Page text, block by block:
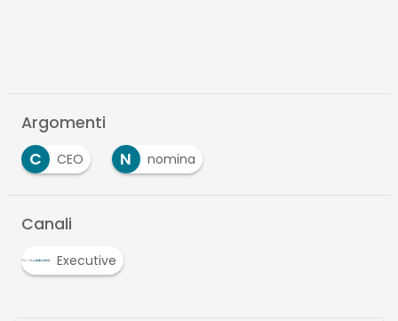
Argomenti
C
CEO N
nomina
Canali
Executive